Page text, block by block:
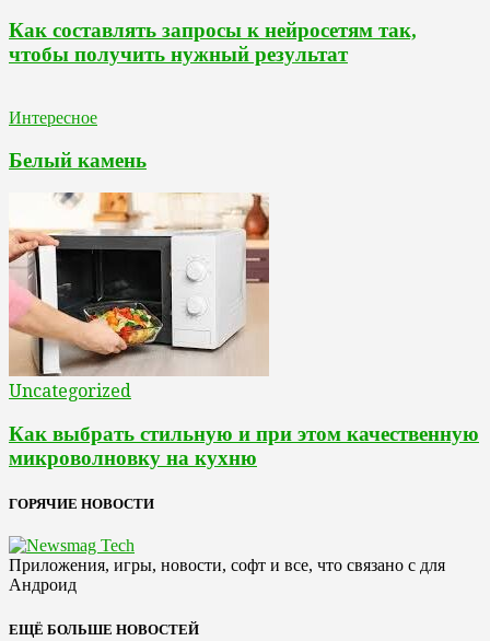
Как составлять запросы к нейросетям так,
чтобы получить нужный результат
Интересное
Белый камень
Uncategorized
Как выбрать стильную и при этом качественную
микроволновку на кухню
ГОРЯЧИЕ НОВОСТИ
Приложения, игры, новости, софт и все, что связано с для
Андроид
ЕЩЁ БОЛЬШЕ НОВОСТЕЙ